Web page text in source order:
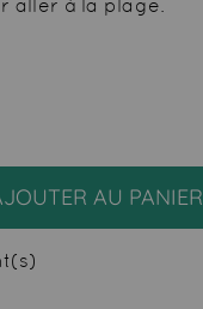
aller à la plage.
AU PANIER